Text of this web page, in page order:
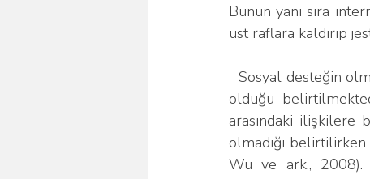
Bunun yanı sıra
üst raflara kaldırıp
olduğu
arasındaki ilişkilere
olmadığı
Wu ve ark., 2008).